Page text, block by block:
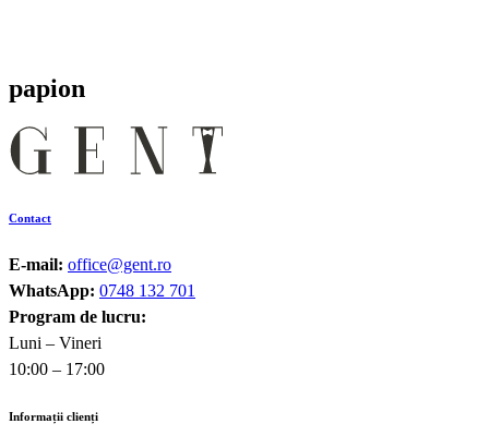
papion
Contact
E-mail: office@gent.ro
WhatsApp: 0748 132 701
Program de lucru:
Luni – Vineri
10:00 – 17:00
Informații clienți